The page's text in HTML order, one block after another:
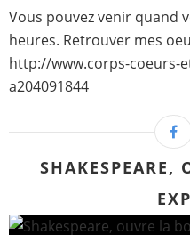
Vous pouvez venir quand
heures. Retrouver mes
http://www.corps-coeurs-
a204091844
SHAKESPEARE,